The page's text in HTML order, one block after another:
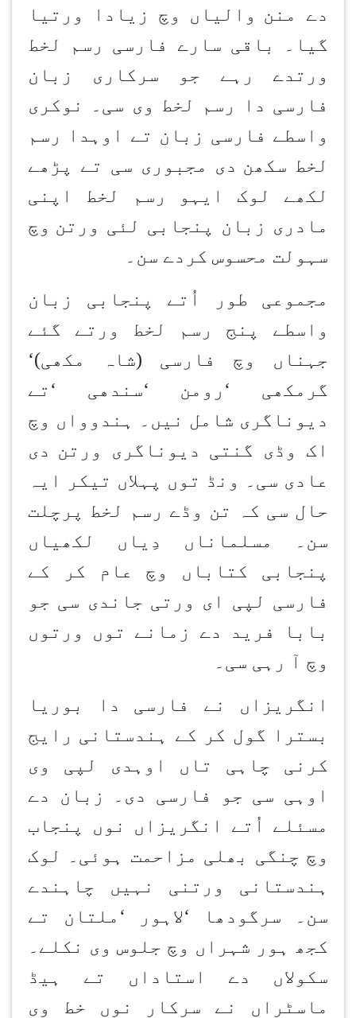
دے منن والیاں وچ زیادا ورتیا
گیا۔ باقی سارے فارسی رسم لخط
ورتدے رہے جو سرکاری زبان
فارسی دا رسم لخط وی سی۔ نوکری
واسطے فارسی زبان تے اوہدا رسم
لخط سکھن دی مجبوری سی تے پڑھے
لکھے لوک ایہو رسم لخط اپنی
مادری زبان پنجابی لئی ورتن وچ
سہولت محسوس کردے سن۔
مجموعی طور اُتے پنجابی زبان
واسطے پنج رسم لخط ورتے گئے
جہناں وچ فارسی (شاہ مکھی)‘
گرمکھی ‘ رومن ‘سندھی ‘ تے
دیوناگری شامل نیں۔ ہندوواں وچ
اک وڈی گنتی دیوناگری ورتن دی
عادی سی۔ ونڈ توں پہلاں تیکر ایہ
حال سی کہ تن وڈے رسم لخط پرچلت
سن۔ مسلماناں دِیاں لکھیاں
پنجابی کتاباں وچ عام کر کے
فارسی لپی ای ورتی جاندی سی جو
بابا فرید دے زمانے توں ورتوں
وچ آ رہی سی۔
انگریزاں نے فارسی دا بوریا
بسترا گول کر کے ہندستانی رایج
کرنی چاہی تاں اوہدی لپی وی
اوہی سی جو فارسی دی۔ زبان دے
مسئلے اُتے انگریزاں نوں پنجاب
وچ چنگی بھلی مزاحمت ہوئی۔ لوک
ہندستانی ورتنی نہیں چاہندے
سن۔ سرگودھا
‘لاہور ‘ ملتان تے
کجھ ہور شہراں وچ جلوس وی نکلے۔
سکولاں دے استاداں تے ہیڈ
ماسٹراں نے سرکار نوں خط وی